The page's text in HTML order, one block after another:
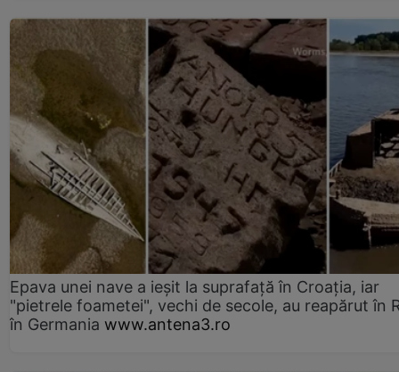
Epava unei nave a ieșit la suprafață în Croația, iar
"pietrele foametei", vechi de secole, au reapărut în
în Germania www.antena3.ro